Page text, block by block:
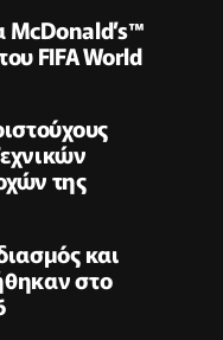
McDonald’s™
FIFA World
της
και
στο